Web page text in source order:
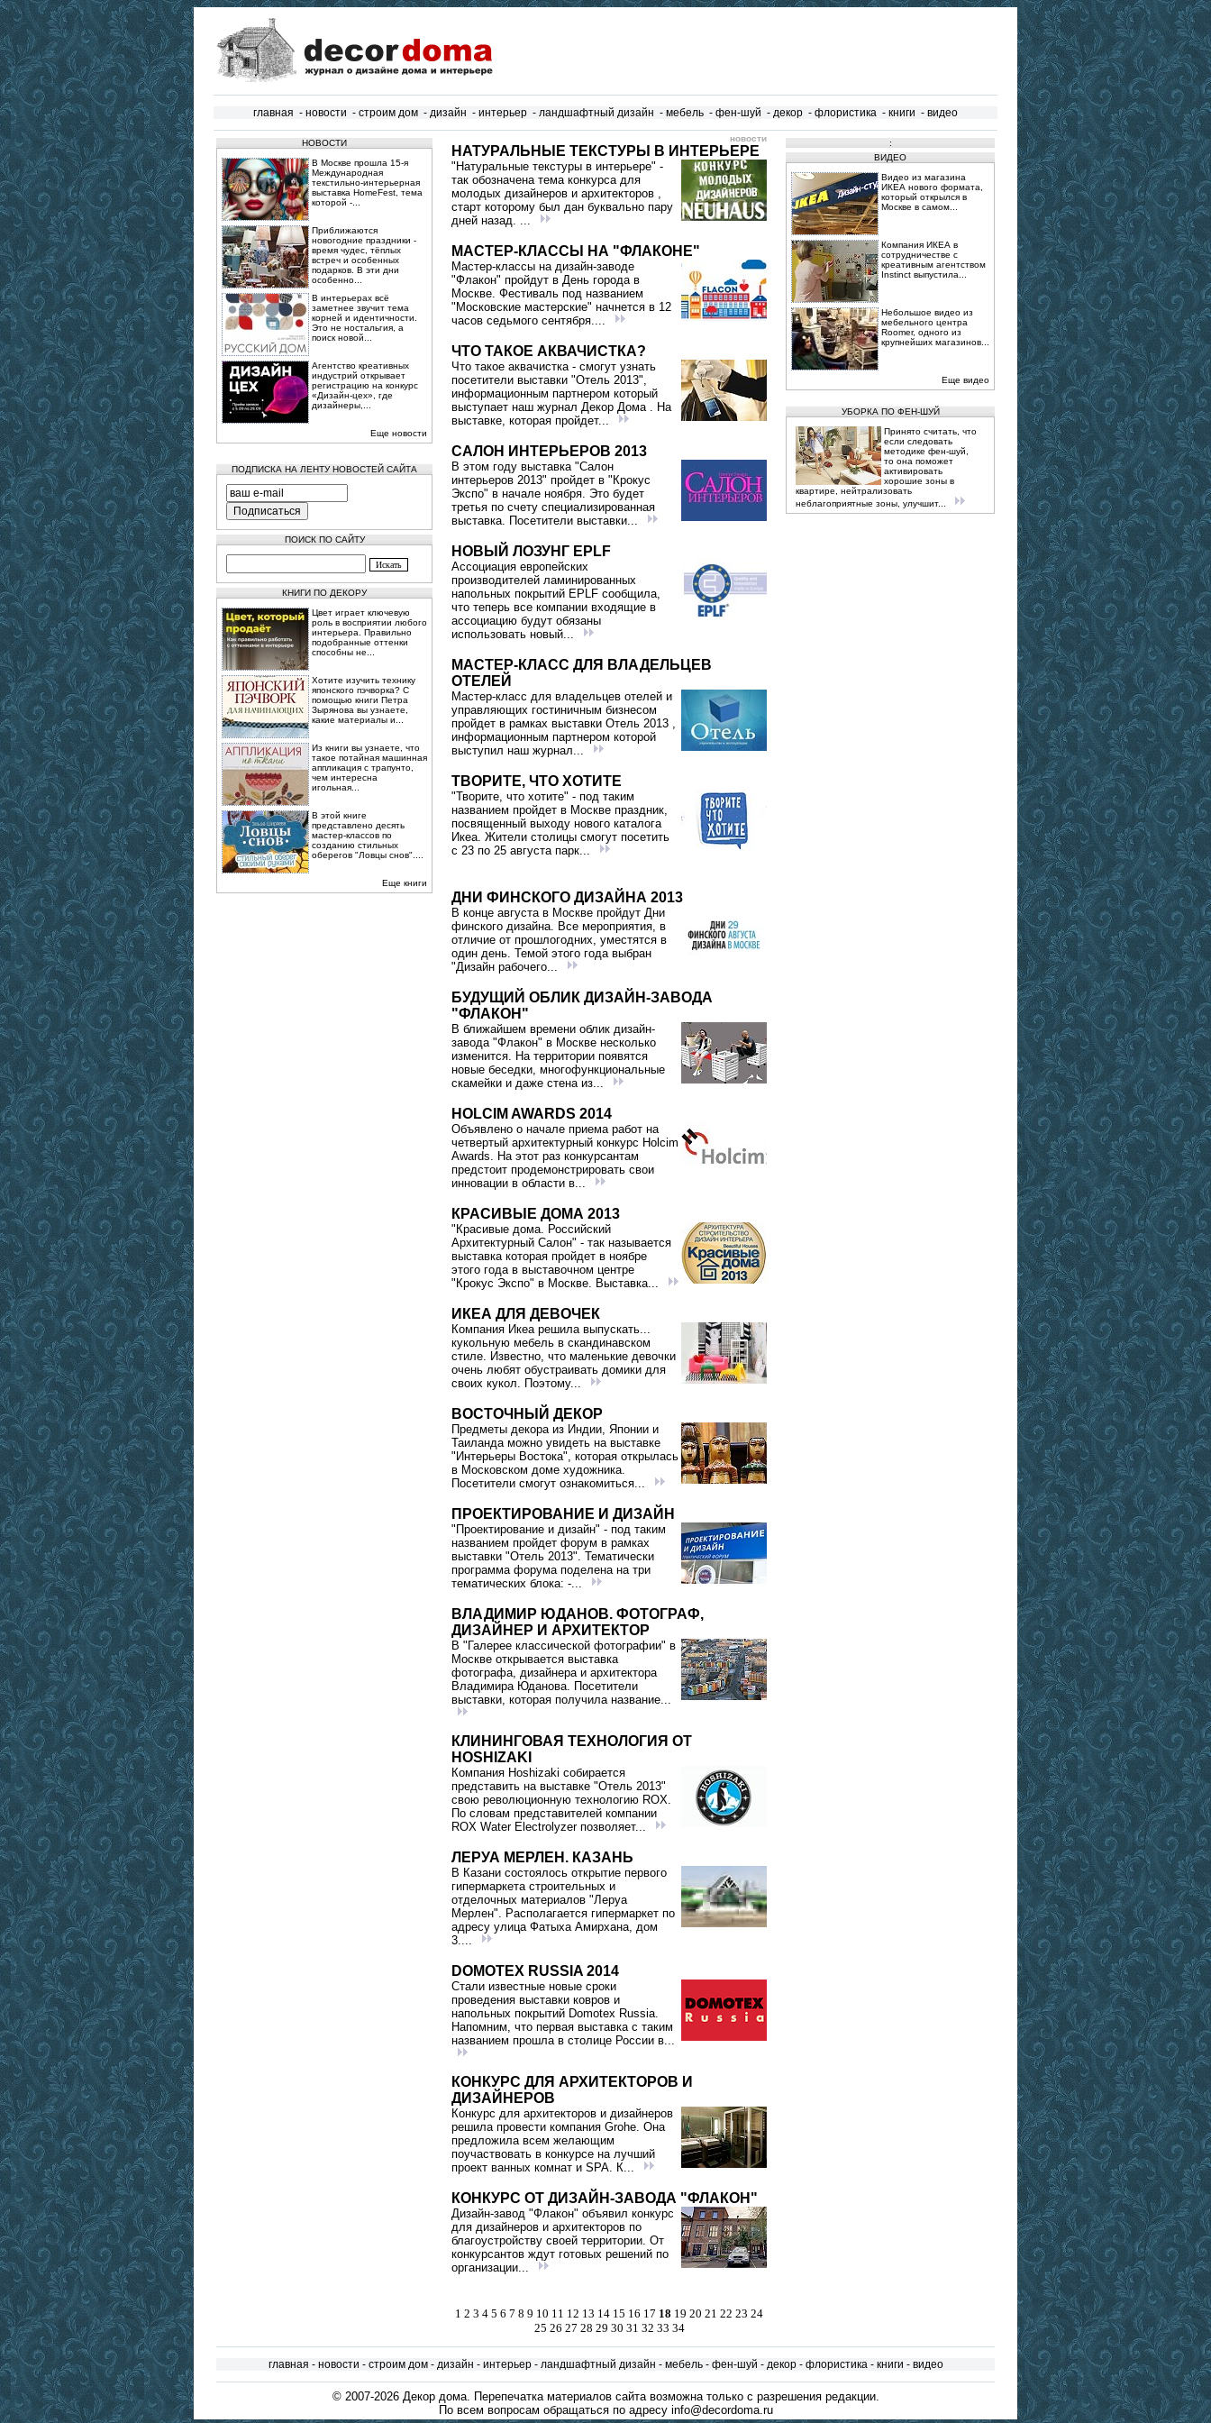
главная - новости - строим дом - дизайн - интерьер - ландшафтный дизайн - мебель - фен-шуй - декор - флористика - книги - видео
НОВОСТИ
В Москве прошла 15‑я
Международная
текстильно‑интерьерная
выставка HomeFest, тема
которой -...
Приближаются
новогодние праздники -
время чудес, тёплых
встреч и особенных
подарков. В эти дни
особенно...
В интерьерах всё
заметнее звучит тема
корней и идентичности.
Это не ностальгия, а
поиск новой...
Агентство креативных
индустрий открывает
регистрацию на конкурс
«Дизайн-цех», где
дизайнеры,...
Еще новости
ПОДПИСКА НА ЛЕНТУ НОВОСТЕЙ САЙТА
ПОИСК ПО САЙТУ
КНИГИ ПО ДЕКОРУ
Цвет играет ключевую
роль в восприятии любого
интерьера. Правильно
подобранные оттенки
способны не...
Хотите изучить технику
японского пэчворка? С
помощью книги Петра
Зырянова вы узнаете,
какие материалы и...
Из книги вы узнаете, что
такое потайная машинная
аппликация с трапунто,
чем интересна
игольная...
В этой книге
представлено десять
мастер-классов по
созданию стильных
оберегов "Ловцы снов"....
Еще книги
новости
НАТУРАЛЬНЫЕ ТЕКСТУРЫ В ИНТЕРЬЕРЕ
"Натуральные текстуры в интерьере" -
так обозначена тема конкурса для
молодых дизайнеров и архитекторов ,
старт которому был дан буквально пару
дней назад. ...
МАСТЕР-КЛАССЫ НА "ФЛАКОНЕ"
Мастер-классы на дизайн-заводе
"Флакон" пройдут в День города в
Москве. Фестиваль под названием
"Московские мастерские" начнется в 12
часов седьмого сентября....
ЧТО ТАКОЕ АКВАЧИСТКА?
Что такое аквачистка - смогут узнать
посетители выставки "Отель 2013",
информационным партнером который
выступает наш журнал Декор Дома . На
выставке, которая пройдет...
САЛОН ИНТЕРЬЕРОВ 2013
В этом году выставка "Салон
интерьеров 2013" пройдет в "Крокус
Экспо" в начале ноября. Это будет
третья по счету специализированная
выставка. Посетители выставки...
НОВЫЙ ЛОЗУНГ EPLF
Ассоциация европейских
производителей ламинированных
напольных покрытий EPLF сообщила,
что теперь все компании входящие в
аcсоциацию будут обязаны
использовать новый...
МАСТЕР-КЛАСС ДЛЯ ВЛАДЕЛЬЦЕВ
ОТЕЛЕЙ
Мастер-класс для владельцев отелей и
управляющих гостиничным бизнесом
пройдет в рамках выставки Отель 2013 ,
информационным партнером которой
выступил наш журнал...
ТВОРИТЕ, ЧТО ХОТИТЕ
"Творите, что хотите" - под таким
названием пройдет в Москве праздник,
посвященный выходу нового каталога
Икеа. Жители столицы смогут посетить
с 23 по 25 августа парк...
ДНИ ФИНСКОГО ДИЗАЙНА 2013
В конце августа в Москве пройдут Дни
финского дизайна. Все мероприятия, в
отличие от прошлогодних, уместятся в
один день. Темой этого года выбран
"Дизайн рабочего...
БУДУЩИЙ ОБЛИК ДИЗАЙН-ЗАВОДА
"ФЛАКОН"
В ближайшем времени облик дизайн-
завода "Флакон" в Москве несколько
изменится. На территории появятся
новые беседки, многофункциональные
скамейки и даже стена из...
HOLCIM AWARDS 2014
Объявлено о начале приема работ на
четвертый архитектурный конкурс Holcim
Awards. На этот раз конкурсантам
предстоит продемонстрировать свои
инновации в области в...
КРАСИВЫЕ ДОМА 2013
"Красивые дома. Российский
Архитектурный Салон" - так называется
выставка которая пройдет в ноябре
этого года в выставочном центре
"Крокус Экспо" в Москве. Выставка...
ИКЕА ДЛЯ ДЕВОЧЕК
Компания Икеа решила выпускать...
кукольную мебель в скандинавском
стиле. Известно, что маленькие девочки
очень любят обустраивать домики для
своих кукол. Поэтому...
ВОСТОЧНЫЙ ДЕКОР
Предметы декора из Индии, Японии и
Таиланда можно увидеть на выставке
"Интерьеры Востока", которая открылась
в Московском доме художника.
Посетители смогут ознакомиться...
ПРОЕКТИРОВАНИЕ И ДИЗАЙН
"Проектирование и дизайн" - под таким
названием пройдет форум в рамках
выставки "Отель 2013". Тематически
программа форума поделена на три
тематических блока: -...
ВЛАДИМИР ЮДАНОВ. ФОТОГРАФ,
ДИЗАЙНЕР И АРХИТЕКТОР
В "Галерее классической фотографии" в
Москве открывается выставка
фотографа, дизайнера и архитектора
Владимира Юданова. Посетители
выставки, которая получила название...
КЛИНИНГОВАЯ ТЕХНОЛОГИЯ ОТ
HOSHIZAKI
Компания Hoshizaki собирается
представить на выставке "Отель 2013"
свою революционную технологию ROX.
По словам представителей компании
ROX Water Electrolyzer позволяет...
ЛЕРУА МЕРЛЕН. КАЗАНЬ
В Казани состоялось открытие первого
гипермаркета строительных и
отделочных материалов "Леруа
Мерлен". Располагается гипермаркет по
адресу улица Фатыха Амирхана, дом
3....
DOMOTEX RUSSIA 2014
Стали известные новые сроки
проведения выставки ковров и
напольных покрытий Domotex Russia.
Напомним, что первая выставка с таким
названием прошла в столице России в...
КОНКУРС ДЛЯ АРХИТЕКТОРОВ И
ДИЗАЙНЕРОВ
Конкурс для архитекторов и дизайнеров
решила провести компания Grohe. Она
предложила всем желающим
поучаствовать в конкурсе на лучший
проект ванных комнат и SPA. К...
КОНКУРС ОТ ДИЗАЙН-ЗАВОДА "ФЛАКОН"
Дизайн-завод "Флакон" объявил конкурс
для дизайнеров и архитекторов по
благоустройству своей территории. От
конкурсантов ждут готовых решений по
организации...
1 2 3 4 5 6 7 8 9 10 11 12 13 14 15 16 17 18 19 20 21 22 23 24
25 26 27 28 29 30 31 32 33 34
:
ВИДЕО
Видео из магазина
ИКЕА нового формата,
который открылся в
Москве в самом...
Компания ИКЕА в
сотрудничестве с
креативным агентством
Instinct выпустила...
Небольшое видео из
мебельного центра
Roomer, одного из
крупнейших магазинов...
Еще видео
УБОРКА ПО ФЕН-ШУЙ
Принято считать, что
если следовать
методике фен-шуй,
то она поможет
активировать
хорошие зоны в
квартире, нейтрализовать
неблагоприятные зоны, улучшит...
главная - новости - строим дом- дизайн - интерьер- ландшафтный дизайн - мебель- фен-шуй - декор- флористика- книги - видео
© 2007-2026 Декор дома. Перепечатка материалов сайта возможна только с разрешения редакции.
По всем вопросам обращаться по адресу info@decordoma.ru